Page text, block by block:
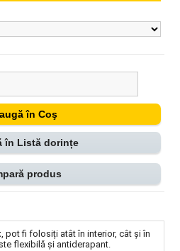
în Listă dorințe
produs
, pot fi folosiți atât în interior, cât și în
flexibilă și antiderapant.